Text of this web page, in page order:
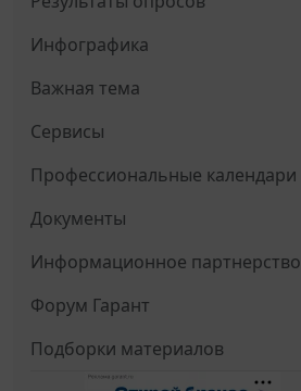
Инфографика
Важная тема
Сервисы
Профессиональные календари
Документы
Информационное партнерство
Форум Гарант
Подборки материалов